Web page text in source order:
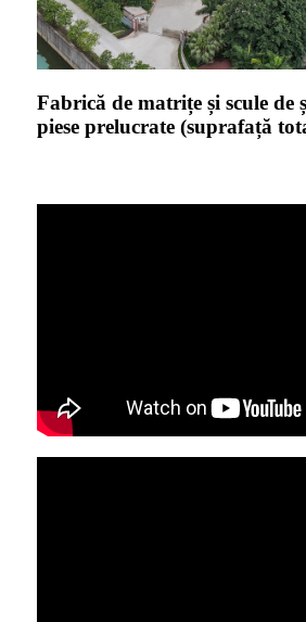
Fabrică de matrițe și scule de
piese prelucrate (suprafață